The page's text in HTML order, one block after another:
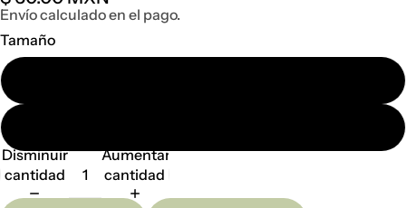
pantalla
completa
Envío calculado en el pago.
Tamaño
Disminuir
cantidad
Aumentar
cantidad